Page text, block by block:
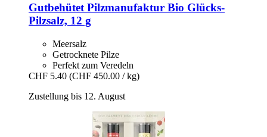
Gutbehütet Pilzmanufaktur Bio Glücks-​
Pilzsalz, 12 g
Meersalz
Getrocknete Pilze
Perfekt zum Veredeln
CHF 5.40 (CHF 450.00 / kg)
Zustellung bis 12. August